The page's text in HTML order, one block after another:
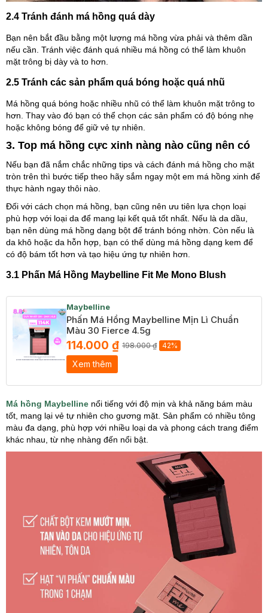
2.4 Tránh đánh má hồng quá dày
Bạn nên bắt đầu bằng một lượng má hồng vừa phải và thêm dần
nếu cần. Tránh việc đánh quá nhiều má hồng có thể làm khuôn
mặt trông bị dày và to hơn.
2.5 Tránh các sản phẩm quá bóng hoặc quá nhũ
Má hồng quá bóng hoặc nhiều nhũ có thể làm khuôn mặt trông to
hơn. Thay vào đó bạn có thể chọn các sản phẩm có độ bóng nhẹ
hoặc không bóng để giữ vẻ tự nhiên.
3. Top má hồng cực xinh nàng nào cũng nên có
Nếu bạn đã nắm chắc những tips và cách đánh má hồng cho mặt
tròn trên thì bước tiếp theo hãy sắm ngay một em má hồng xinh để
thực hành ngay thôi nào.
Đối với cách chọn má hồng, bạn cũng nên ưu tiên lựa chọn loại
phù hợp với loại da để mang lại kết quả tốt nhất. Nếu là da dầu,
bạn nên dùng má hồng dạng bột để tránh bóng nhờn. Còn nếu là
da khô hoặc da hỗn hợp, bạn có thể dùng má hồng dạng kem để
có độ bám tốt hơn và tạo hiệu ứng tự nhiên hơn.
3.1 Phấn Má Hồng Maybelline Fit Me Mono Blush
Maybelline
Phấn Má Hồng Maybelline Mịn Lì Chuẩn
Màu 30 Fierce 4.5g
114.000 ₫ 198.000 ₫ 42%
Xem thêm
Má hồng Maybelline nổi tiếng với độ mịn và khả năng bám màu
tốt, mang lại vẻ tự nhiên cho gương mặt. Sản phẩm có nhiều tông
màu đa dạng, phù hợp với nhiều loại da và phong cách trang điểm
khác nhau, từ nhẹ nhàng đến nổi bật.